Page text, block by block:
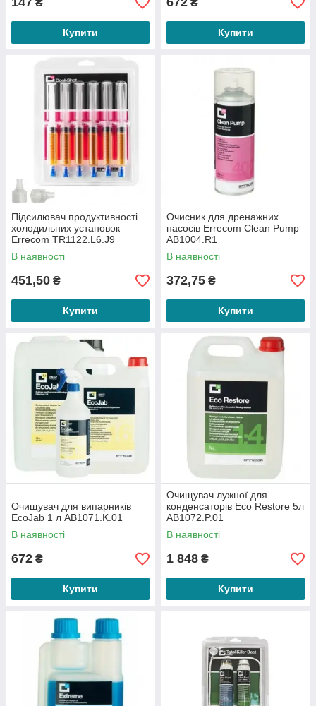
₴
Купити
₴
Купити
Підсилювач продуктивності
холодильних установок
Errecom TR1122.L6.J9
В наявності
451,50 ₴
Купити
Очисник для дренажних
насосів Errecom Clean Pump
AB1004.R1
В наявності
372,75 ₴
Купити
Очищувач для випарників
EcoJab 1 л AB1071.K.01
В наявності
672 ₴
Купити
Очищувач лужної для
конденсаторів Eco Restore 5л
AB1072.P.01
В наявності
1 848 ₴
Купити